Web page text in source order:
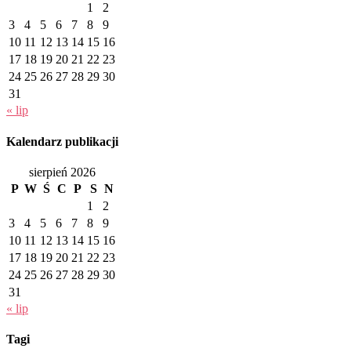
1
2
3
4 5 6 7 8
9
10 11 12 13 14 15 16
17 18 19 20 21 22 23
24 25 26 27 28 29 30
31
« lip
Kalendarz publikacji
sierpień 2026
P W Ś C P S N
1
2
3
4 5 6 7 8
9
10 11 12 13 14 15 16
17 18 19 20 21 22 23
24 25 26 27 28 29 30
31
« lip
Tagi